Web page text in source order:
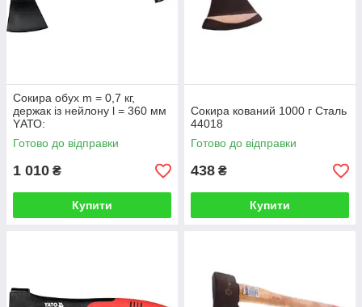
Сокира обух m = 0,7 кг,
держак із нейлону l = 360 мм
YАТО:
Готово до відправки
1 010 ₴
Купити
Сокира кований 1000 г Сталь
44018
Готово до відправки
438 ₴
Купити